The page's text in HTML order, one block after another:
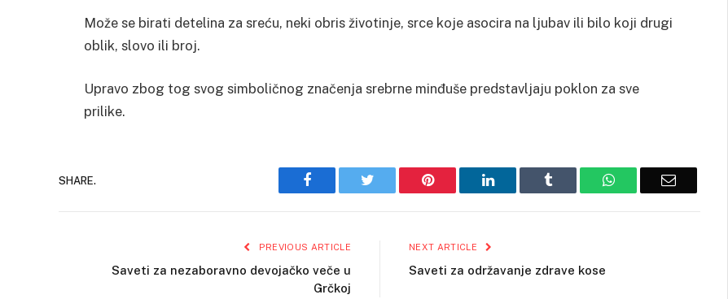
Može se birati detelina za sreću, neki obris životinje, srce koje asocira na ljubav ili bilo koji drugi
oblik, slovo ili broj.
Upravo zbog tog svog simboličnog značenja srebrne minđuše predstavljaju poklon za sve
prilike.
SHARE. Facebook Twitter Pinterest LinkedIn Tumblr WhatsAppEmail
PREVIOUS ARTICLE
Saveti za nezaboravno devojačko veče u
Grčkoj
NEXT ARTICLE
Saveti za održavanje zdrave kose